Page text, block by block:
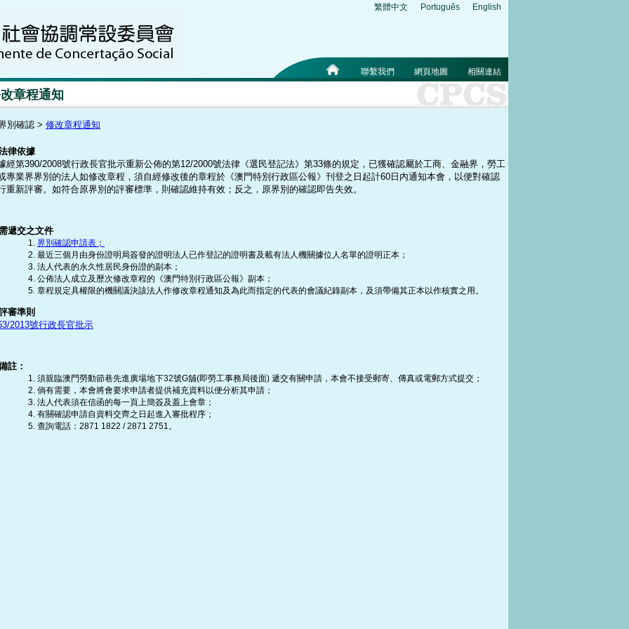
繁體中文 Português English
聯繫我們 網頁地圖 相關連結
章程通知
別確認 > 修改章程通知
律依據
經第390/2008號行政長官批示重新公佈的第12/2000號法律《選民登記法》第33條的規定，已獲確認屬於工商、金融界，勞工
專業界界別的法人如修改章程，須自經修改後的章程於《澳門特別行政區公報》刊登之日起計60日內通知本會，以便對確認
重新評審。如符合原界別的評審標準，則確認維持有效；反之，原界別的確認即告失效。
遞交之文件
界別確認申請表；
最近三個月由身份證明局簽發的證明法人已作登記的證明書及載有法人機關據位人名單的證明正本；
法人代表的永久性居民身份證的副本；
公佈法人成立及歷次修改章程的《澳門特別行政區公報》副本；
章程規定具權限的機關議決該法人作修改章程通知及為此而指定的代表的會議紀錄副本，及須帶備其正本以作核實之用。
審準則
2013號行政長官批示
註：
須親臨澳門勞動節巷先進廣場地下32號G舖(即勞工事務局後面) 遞交有關申請，本會不接受郵寄、傳真或電郵方式提交；
倘有需要，本會將會要求申請者提供補充資料以便分析其申請；
法人代表須在信函的每一頁上簡簽及蓋上會章；
有關確認申請自資料交齊之日起進入審批程序；
查詢電話：2871 1822 / 2871 2751。